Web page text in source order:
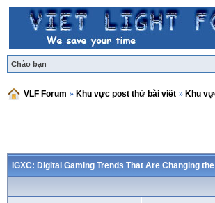
Chào bạn
VLF Forum » Khu vực post thử bài viết » Khu
IGXC: Digital Gaming Trends That Are Changing